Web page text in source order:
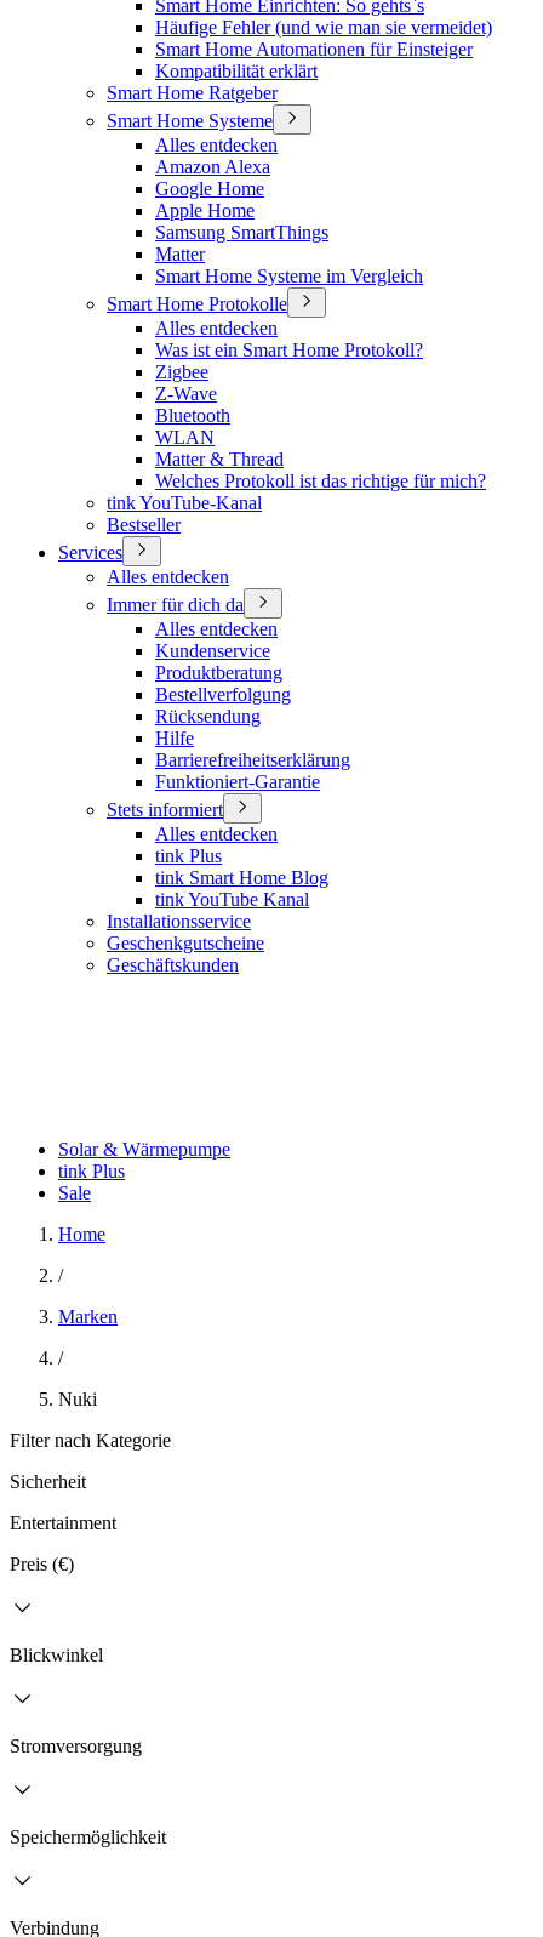
Smart Home Einrichten: So gehts`s
Häufige Fehler (und wie man sie vermeidet)
Smart Home Automationen für Einsteiger
Kompatibilität erklärt
Smart Home Ratgeber
Smart Home Systeme
Alles entdecken
Amazon Alexa
Google Home
Apple Home
Samsung SmartThings
Matter
Smart Home Systeme im Vergleich
Smart Home Protokolle
Alles entdecken
Was ist ein Smart Home Protokoll?
Zigbee
Z-Wave
Bluetooth
WLAN
Matter & Thread
Welches Protokoll ist das richtige für mich?
tink YouTube-Kanal
Bestseller
Services
Alles entdecken
Immer für dich da
Alles entdecken
Kundenservice
Produktberatung
Bestellverfolgung
Rücksendung
Hilfe
Barrierefreiheitserklärung
Funktioniert-Garantie
Stets informiert
Alles entdecken
tink Plus
tink Smart Home Blog
tink YouTube Kanal
Installationsservice
Geschenkgutscheine
Geschäftskunden
Solar & Wärmepumpe
tink Plus
Sale
Home
/
Marken
/
Nuki
Filter nach Kategorie
Sicherheit
Entertainment
Preis (€)
Blickwinkel
Stromversorgung
Speichermöglichkeit
Verbindung